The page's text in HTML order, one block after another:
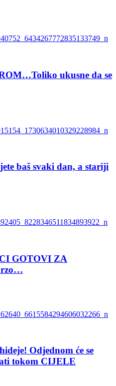
ukusne da se
baš svaki dan, a stariji
GOTOVI ZA
Odjednom će se
tokom CIJELE